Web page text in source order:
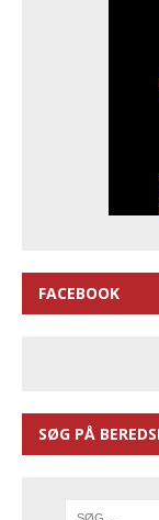
FACEBOOK
SØG PÅ